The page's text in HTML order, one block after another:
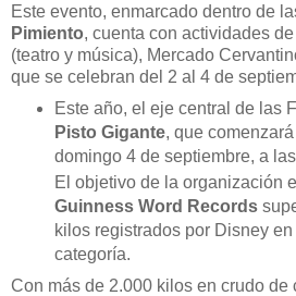
Este evento, enmarcado dentro de
Pimiento, cuenta con actividades
(teatro y música), Mercado
que se celebran del 2 al 4 de
Este año, el eje central de las
Pisto Gigante, que
domingo 4 de septiembre, a
El objetivo de la organización
Guinness Word Records
kilos registrados por Disney
categoría.
Con más de 2.000 kilos en crudo de